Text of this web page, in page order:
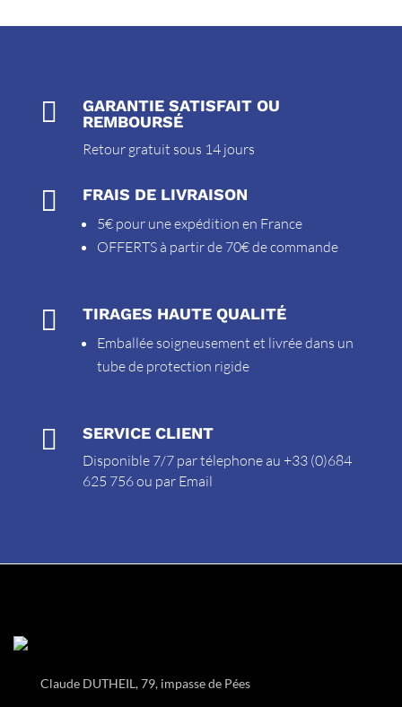

GARANTIE SATISFAIT OU
REMBOURSÉ
Retour gratuit sous 14 jours
 FRAIS DE LIVRAISON
5€ pour une expédition en France
OFFERTS à partir de 70€ de commande
 TIRAGES HAUTE QUALITÉ
Emballée soigneusement et livrée dans un
tube de protection rigide
 SERVICE CLIENT
Disponible 7/7 par télephone au +33 (0)684
625 756 ou par Email
Claude DUTHEIL, 79, impasse de Pées